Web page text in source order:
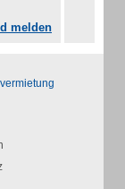
melden